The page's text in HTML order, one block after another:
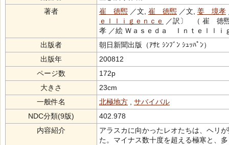
著者
崔 徳煕 ／文, 崔 徳煕 ／文, 姜 境孝
ｅｌｌｉｇｅｎｃｅ
／訳〕 （ 崔 徳
孝 ／絵 Ｗａｓｅｄａ Ｉｎｔｅｌｌｉ
出版者
朝日新聞出版（ｱｻﾋ ｼﾝﾌﾞﾝ ｼｭｯﾊﾟﾝ）
出版年
200812
ページ数
172p
大きさ
23cm
一般件名
北極地方
サバイバル
NDC分類(9版)
402.978
内容紹介
アラスカに向かったレオたちは、ヘリ
た。マイナス数十度を超える極寒と、